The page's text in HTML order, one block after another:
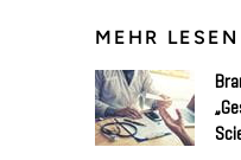
MEHR LESEN